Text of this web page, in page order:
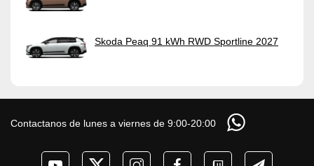
Skoda Peaq 91 kWh RWD Sportline 2027
Contactanos de lunes a viernes de 9:00-20:00